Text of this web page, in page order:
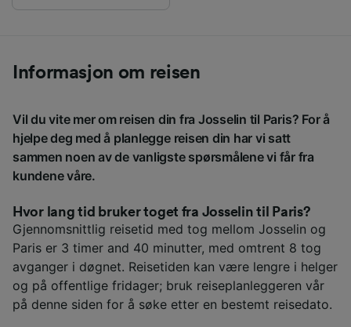
Informasjon om reisen
Vil du vite mer om reisen din fra Josselin til Paris? For å
hjelpe deg med å planlegge reisen din har vi satt
sammen noen av de vanligste spørsmålene vi får fra
kundene våre.
Hvor lang tid bruker toget fra Josselin til Paris?
Gjennomsnittlig reisetid med tog mellom Josselin og
Paris er 3 timer and 40 minutter, med omtrent 8 tog
avganger i døgnet. Reisetiden kan være lengre i helger
og på offentlige fridager; bruk reiseplanleggeren vår
på denne siden for å søke etter en bestemt reisedato.